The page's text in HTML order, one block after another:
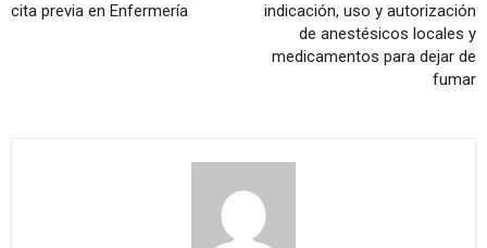
cita previa en Enfermería
indicación, uso y autorización
de anestésicos locales y
medicamentos para dejar de
fumar